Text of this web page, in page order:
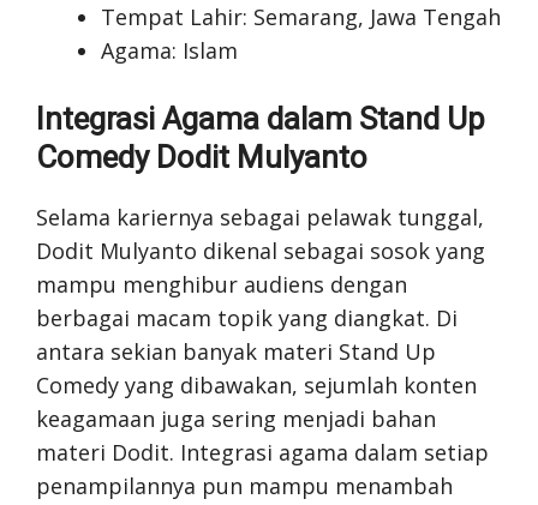
Tempat Lahir: Semarang, Jawa Tengah
Agama: Islam
Integrasi Agama dalam Stand Up
Comedy Dodit Mulyanto
Selama kariernya sebagai pelawak tunggal,
Dodit Mulyanto dikenal sebagai sosok yang
mampu menghibur audiens dengan
berbagai macam topik yang diangkat. Di
antara sekian banyak materi Stand Up
Comedy yang dibawakan, sejumlah konten
keagamaan juga sering menjadi bahan
materi Dodit. Integrasi agama dalam setiap
penampilannya pun mampu menambah